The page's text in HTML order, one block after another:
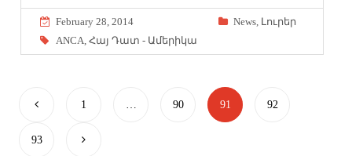
February 28, 2014 News, Լուրեր
ANCA,Հայ Դատ - Ամերիկա
1 90 91 92
93